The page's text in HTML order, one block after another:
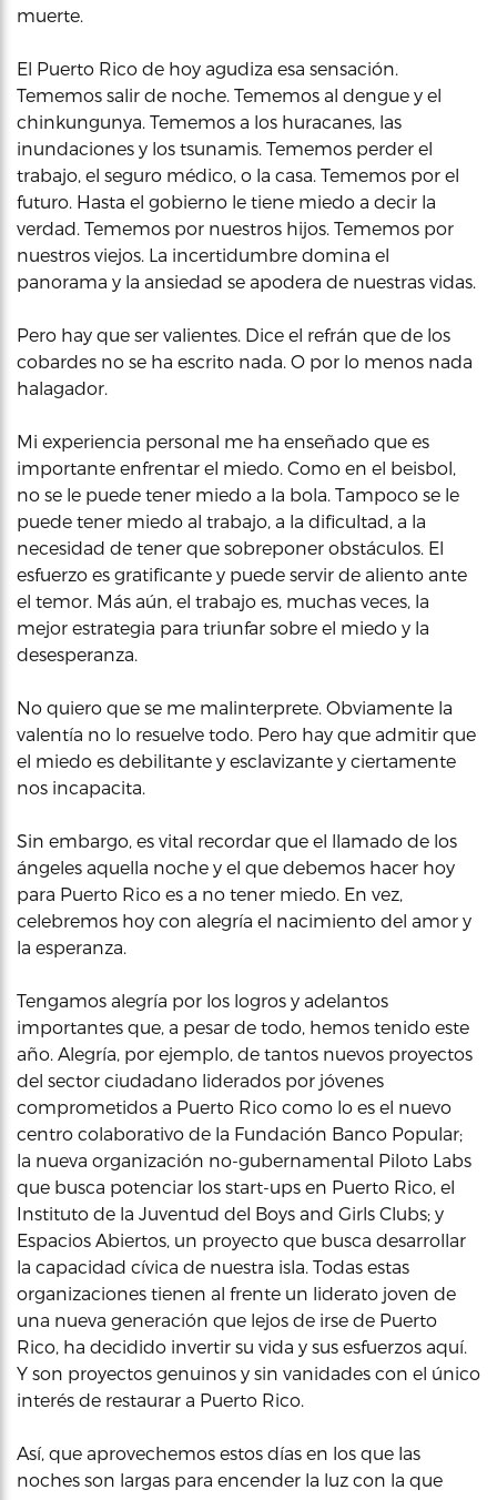
muerte.
El Puerto Rico de hoy agudiza esa sensación.
Tememos salir de noche. Tememos al dengue y el
chinkungunya. Tememos a los huracanes, las
inundaciones y los tsunamis. Tememos perder el
trabajo, el seguro médico, o la casa. Tememos por el
futuro. Hasta el gobierno le tiene miedo a decir la
verdad. Tememos por nuestros hijos. Tememos por
nuestros viejos. La incertidumbre domina el
panorama y la ansiedad se apodera de nuestras vidas.
Pero hay que ser valientes. Dice el refrán que de los
cobardes no se ha escrito nada. O por lo menos nada
halagador.
Mi experiencia personal me ha enseñado que es
importante enfrentar el miedo. Como en el beisbol,
no se le puede tener miedo a la bola. Tampoco se le
puede tener miedo al trabajo, a la dificultad, a la
necesidad de tener que sobreponer obstáculos. El
esfuerzo es gratificante y puede servir de aliento ante
el temor. Más aún, el trabajo es, muchas veces, la
mejor estrategia para triunfar sobre el miedo y la
desesperanza.
No quiero que se me malinterprete. Obviamente la
valentía no lo resuelve todo. Pero hay que admitir que
el miedo es debilitante y esclavizante y ciertamente
nos incapacita.
Sin embargo, es vital recordar que el llamado de los
ángeles aquella noche y el que debemos hacer hoy
para Puerto Rico es a no tener miedo. En vez,
celebremos hoy con alegría el nacimiento del amor y
la esperanza.
Tengamos alegría por los logros y adelantos
importantes que, a pesar de todo, hemos tenido este
año. Alegría, por ejemplo, de tantos nuevos proyectos
del sector ciudadano liderados por jóvenes
comprometidos a Puerto Rico como lo es el nuevo
centro colaborativo de la Fundación Banco Popular;
la nueva organización no-gubernamental Piloto Labs
que busca potenciar los start-ups en Puerto Rico, el
Instituto de la Juventud del Boys and Girls Clubs; y
Espacios Abiertos, un proyecto que busca desarrollar
la capacidad cívica de nuestra isla. Todas estas
organizaciones tienen al frente un liderato joven de
una nueva generación que lejos de irse de Puerto
Rico, ha decidido invertir su vida y sus esfuerzos aquí.
Y son proyectos genuinos y sin vanidades con el único
interés de restaurar a Puerto Rico.
Así, que aprovechemos estos días en los que las
noches son largas para encender la luz con la que